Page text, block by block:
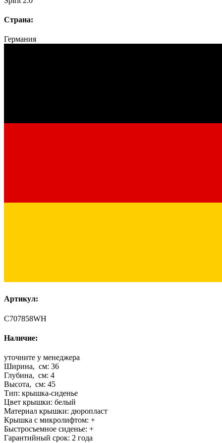
Страна:
Германия
Артикул:
C707858WH
Наличие:
уточните у менеджера
Ширина, см: 36
Глубина, см: 4
Высота, см: 45
Тип: крышка-сиденье
Цвет крышки: белый
Материал крышки: дюропласт
Крышка с микролифтом: +
Быстросъемное сиденье: +
Гарантийный срок: 2 года